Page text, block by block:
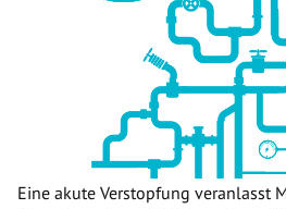
Eine akute Verstopfung veranlasst